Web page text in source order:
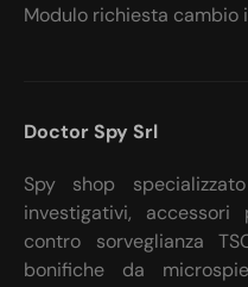
Modulo richiesta cambio
Doctor Spy Srl
Spy shop
investigativi,
contro sorveglianza
bonifiche da